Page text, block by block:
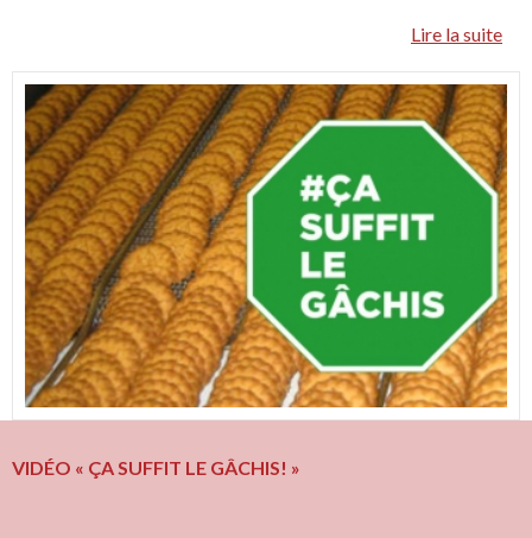
Lire la suite
VIDÉO « ÇA SUFFIT LE GÂCHIS! »